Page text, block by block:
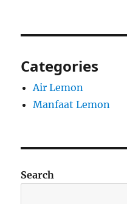
Categories
Air Lemon
Manfaat Lemon
Search